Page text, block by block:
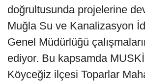
doğrultusunda projelerine
Muğla Su ve Kanalizasyon
Genel Müdürlüğü
ediyor. Bu kapsamda
Köyceğiz ilçesi Toparlar